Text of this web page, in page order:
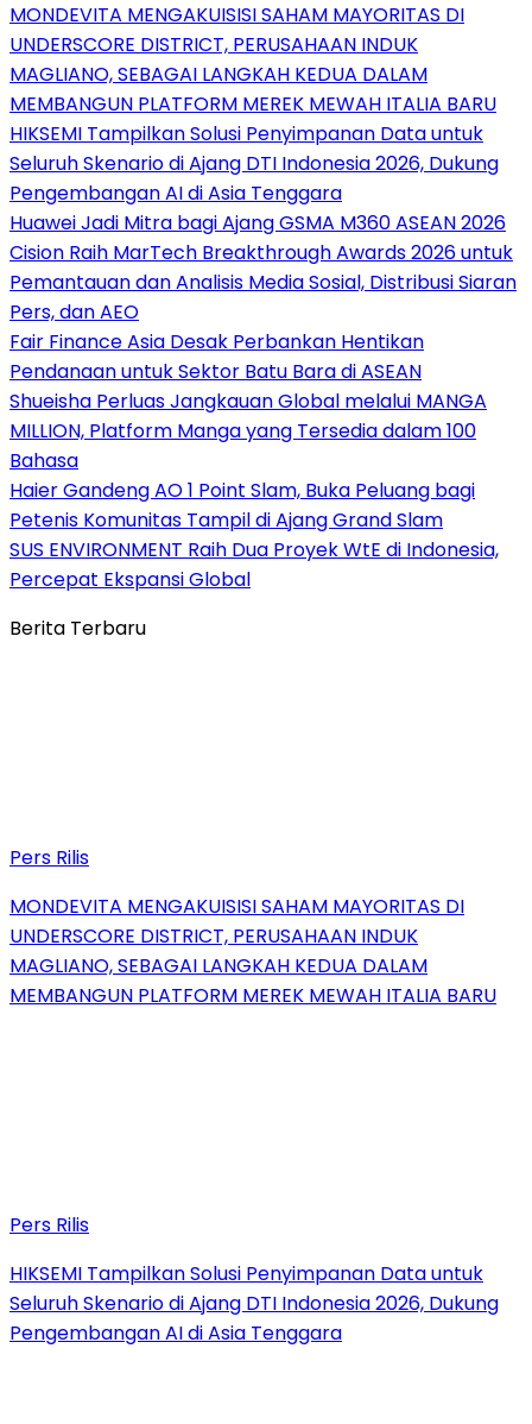
MONDEVITA MENGAKUISISI SAHAM MAYORITAS DI
UNDERSCORE DISTRICT, PERUSAHAAN INDUK
MAGLIANO, SEBAGAI LANGKAH KEDUA DALAM
MEMBANGUN PLATFORM MEREK MEWAH ITALIA BARU
HIKSEMI Tampilkan Solusi Penyimpanan Data untuk
Seluruh Skenario di Ajang DTI Indonesia 2026, Dukung
Pengembangan AI di Asia Tenggara
Huawei Jadi Mitra bagi Ajang GSMA M360 ASEAN 2026
Cision Raih MarTech Breakthrough Awards 2026 untuk
Pemantauan dan Analisis Media Sosial, Distribusi Siaran
Pers, dan AEO
Fair Finance Asia Desak Perbankan Hentikan
Pendanaan untuk Sektor Batu Bara di ASEAN
Shueisha Perluas Jangkauan Global melalui MANGA
MILLION, Platform Manga yang Tersedia dalam 100
Bahasa
Haier Gandeng AO 1 Point Slam, Buka Peluang bagi
Petenis Komunitas Tampil di Ajang Grand Slam
SUS ENVIRONMENT Raih Dua Proyek WtE di Indonesia,
Percepat Ekspansi Global
Berita Terbaru
Pers Rilis
MONDEVITA MENGAKUISISI SAHAM MAYORITAS DI
UNDERSCORE DISTRICT, PERUSAHAAN INDUK
MAGLIANO, SEBAGAI LANGKAH KEDUA DALAM
MEMBANGUN PLATFORM MEREK MEWAH ITALIA BARU
Pers Rilis
HIKSEMI Tampilkan Solusi Penyimpanan Data untuk
Seluruh Skenario di Ajang DTI Indonesia 2026, Dukung
Pengembangan AI di Asia Tenggara